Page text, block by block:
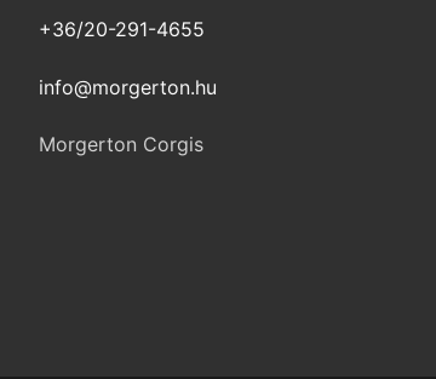
+36/20-291-4655
info@morgerton.hu
Morgerton Corgis